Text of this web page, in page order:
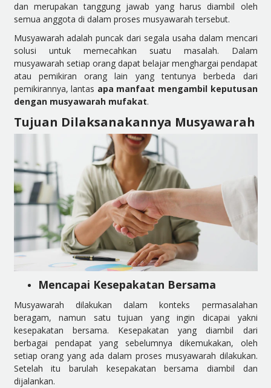
dan merupakan tanggung jawab yang harus diambil oleh
semua anggota di dalam proses musyawarah tersebut.
Musyawarah adalah puncak dari segala usaha dalam mencari
solusi untuk memecahkan suatu masalah. Dalam
musyawarah setiap orang dapat belajar menghargai pendapat
atau pemikiran orang lain yang tentunya berbeda dari
pemikirannya, lantas apa manfaat mengambil keputusan
dengan musyawarah mufakat.
Tujuan Dilaksanakannya Musyawarah
Mencapai Kesepakatan Bersama
Musyawarah dilakukan dalam konteks permasalahan
beragam, namun satu tujuan yang ingin dicapai yakni
kesepakatan bersama. Kesepakatan yang diambil dari
berbagai pendapat yang sebelumnya dikemukakan, oleh
setiap orang yang ada dalam proses musyawarah dilakukan.
Setelah itu barulah kesepakatan bersama diambil dan
dijalankan.